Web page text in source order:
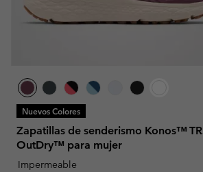
Nuevos Colores
Zapatillas de senderismo Konos™
OutDry™ para mujer
Impermeable